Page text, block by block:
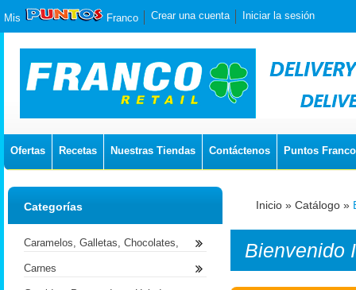
Mis Franco Crear una cuenta Iniciar la sesión
Ofertas Recetas Nuestras Tiendas Contáctenos Puntos Franco
Inicio » Catálogo »
Bienvenido
Categorías
Caramelos, Galletas, Chocolates,
Carnes